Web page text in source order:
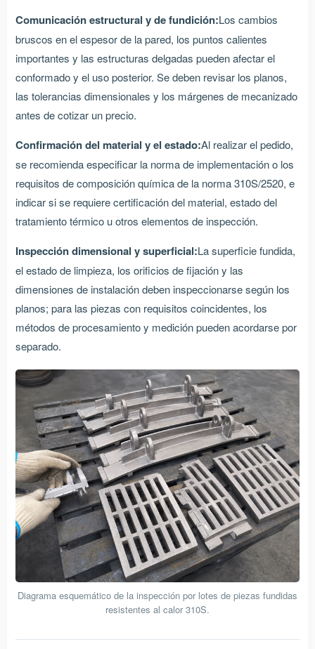
Comunicación estructural y de fundición:Los cambios
bruscos en el espesor de la pared, los puntos calientes
importantes y las estructuras delgadas pueden afectar el
conformado y el uso posterior. Se deben revisar los planos,
las tolerancias dimensionales y los márgenes de mecanizado
antes de cotizar un precio.
Confirmación del material y el estado:Al realizar el pedido,
se recomienda especificar la norma de implementación o los
requisitos de composición química de la norma 310S/2520, e
indicar si se requiere certificación del material, estado del
tratamiento térmico u otros elementos de inspección.
Inspección dimensional y superficial:La superficie fundida,
el estado de limpieza, los orificios de fijación y las
dimensiones de instalación deben inspeccionarse según los
planos; para las piezas con requisitos coincidentes, los
métodos de procesamiento y medición pueden acordarse por
separado.
Diagrama esquemático de la inspección por lotes de piezas fundidas
resistentes al calor 310S.